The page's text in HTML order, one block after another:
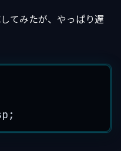
てみたが、やっぱり遅
;